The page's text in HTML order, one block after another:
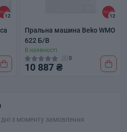
12 12
Пральна машина Beko WMO
622 Б/В
В наявності
0
10 887 ₴
з моменту замовлення